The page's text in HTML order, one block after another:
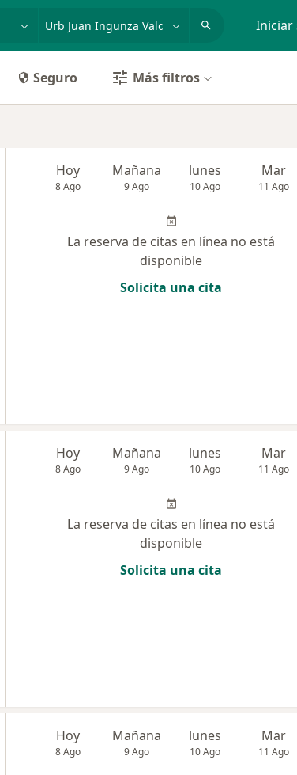
Iniciar
Seguro Más filtros
Hoy
8 Ago
Mañana
9 Ago
lunes
10 Ago
Mar
11 Ago
La reserva de citas en línea no está
disponible
Solicita una cita
Hoy
8 Ago
Mañana
9 Ago
lunes
10 Ago
Mar
11 Ago
La reserva de citas en línea no está
disponible
Solicita una cita
Hoy
8 Ago
Mañana
9 Ago
lunes
10 Ago
Mar
11 Ago